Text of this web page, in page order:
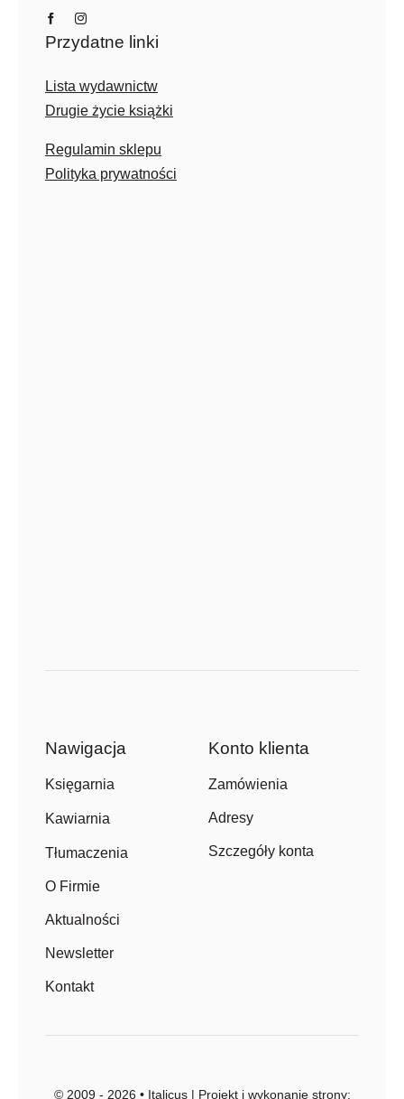
Przydatne linki
Lista wydawnictw
Drugie życie książki
Regulamin sklepu
Polityka prywatności
Nawigacja
Księgarnia
Kawiarnia
Tłumaczenia
O Firmie
Aktualności
Newsletter
Kontakt
Konto klienta
Zamówienia
Adresy
Szczegóły konta
© 2009 - 2026 • Italicus | Projekt i wykonanie strony: